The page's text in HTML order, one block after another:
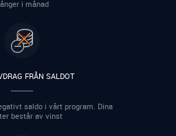
i månad
FRÅN SALDOT
saldo i vårt program. Dina
består av vinst